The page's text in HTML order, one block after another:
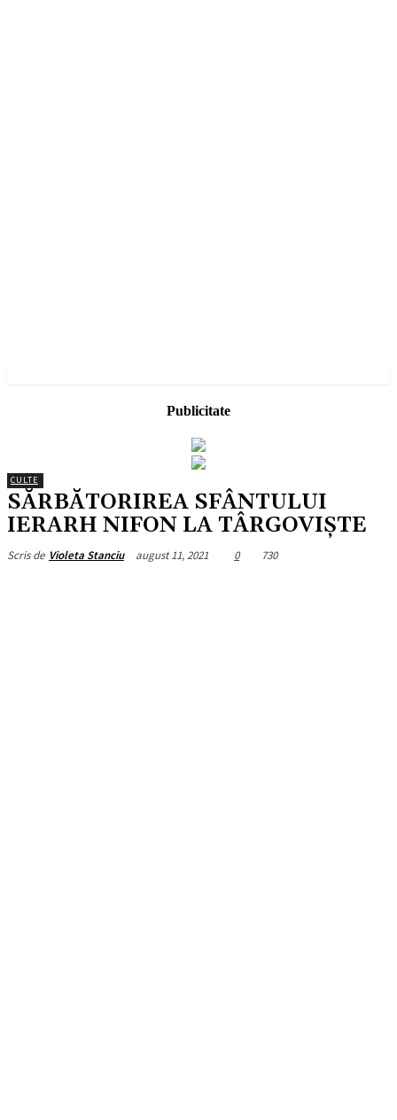
Publicitate
CULTE
SĂRBĂTORIREA SFÂNTULUI
IERARH NIFON LA TÂRGOVIŞTE
Scris de Violeta Stanciu august 11, 2021 0 730